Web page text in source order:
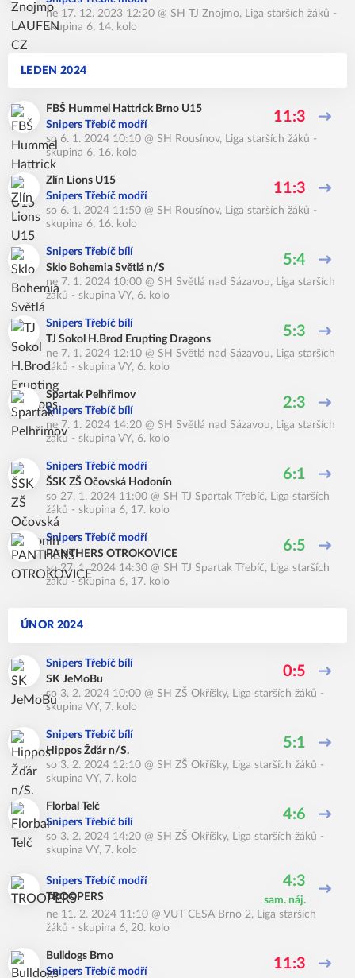
ne 17. 12. 2023 12:20 @ SH TJ Znojmo, Liga starších žáků -
skupina 6, 14. kolo
LEDEN 2024
FBŠ Hummel Hattrick Brno U15
Snipers Třebíč modří
11:3
so 6. 1. 2024 10:10 @ SH Rousínov, Liga starších žáků -
skupina 6, 16. kolo
Zlín Lions U15
Snipers Třebíč modří
11:3
so 6. 1. 2024 11:50 @ SH Rousínov, Liga starších žáků -
skupina 6, 16. kolo
Snipers Třebíč bílí
Sklo Bohemia Světlá n/S
5:4
ne 7. 1. 2024 10:00 @ SH Světlá nad Sázavou, Liga starších
žáků - skupina VY, 6. kolo
Snipers Třebíč bílí
TJ Sokol H.Brod Erupting Dragons
5:3
ne 7. 1. 2024 12:10 @ SH Světlá nad Sázavou, Liga starších
žáků - skupina VY, 6. kolo
Spartak Pelhřimov
Snipers Třebíč bílí
2:3
ne 7. 1. 2024 14:20 @ SH Světlá nad Sázavou, Liga starších
žáků - skupina VY, 6. kolo
Snipers Třebíč modří
ŠSK ZŠ Očovská Hodonín
6:1
so 27. 1. 2024 11:00 @ SH TJ Spartak Třebíč, Liga starších
žáků - skupina 6, 17. kolo
Snipers Třebíč modří
PANTHERS OTROKOVICE
6:5
so 27. 1. 2024 14:30 @ SH TJ Spartak Třebíč, Liga starších
žáků - skupina 6, 17. kolo
ÚNOR 2024
Snipers Třebíč bílí
SK JeMoBu
0:5
so 3. 2. 2024 10:00 @ SH ZŠ Okříšky, Liga starších žáků -
skupina VY, 7. kolo
Snipers Třebíč bílí
Hippos Žďár n/S.
5:1
so 3. 2. 2024 12:10 @ SH ZŠ Okříšky, Liga starších žáků -
skupina VY, 7. kolo
Florbal Telč
Snipers Třebíč bílí
4:6
so 3. 2. 2024 14:20 @ SH ZŠ Okříšky, Liga starších žáků -
skupina VY, 7. kolo
Snipers Třebíč modří
TROOPERS
4:3
sam. náj.
ne 11. 2. 2024 11:10 @ VUT CESA Brno 2, Liga starších
žáků - skupina 6, 20. kolo
Bulldogs Brno
Snipers Třebíč modří
11:3